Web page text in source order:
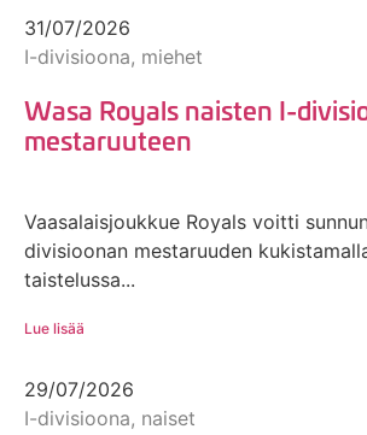
31/07/2026
I-divisioona, miehet
Wasa Royals naisten I-
mestaruuteen
Vaasalaisjoukkue Royals voitti
divisioonan mestaruuden
taistelussa...
Lue lisää
29/07/2026
I-divisioona, naiset